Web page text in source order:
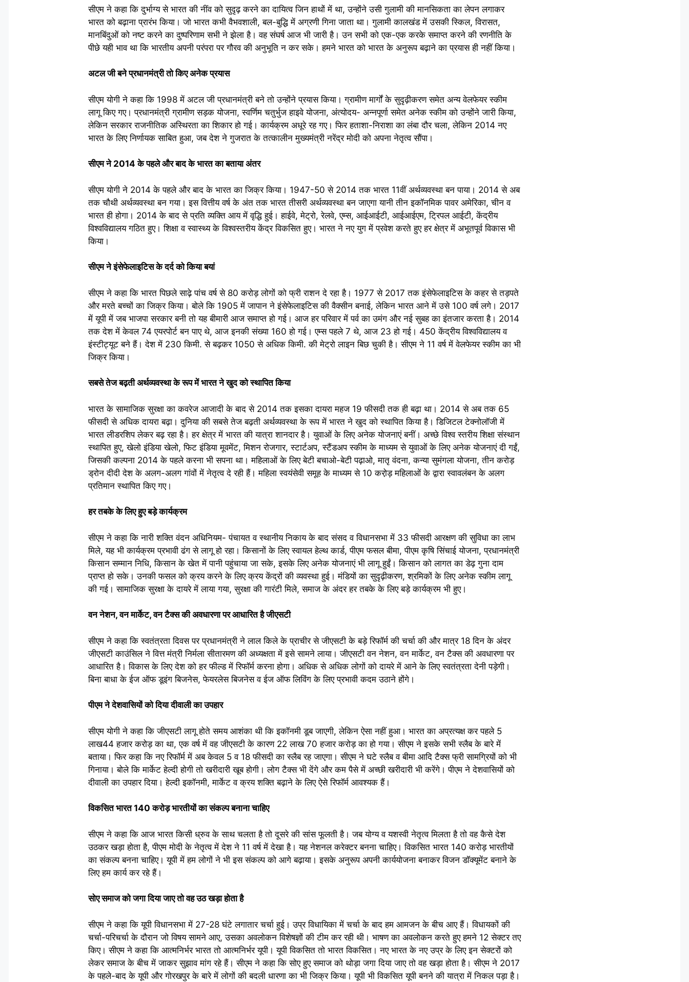
सीएम ने कहा कि दुर्भाग्य से भारत की नींव को सुदृढ़ करने का दायित्व जिन हाथों में था, उन्होंने उसी गुलामी की मानसिकता का लेपन लगाकर
भारत को बढ़ाना प्रारंभ किया। जो भारत कभी वैभवशाली, बल-बुद्धि में अग्रणी गिना जाता था। गुलामी कालखंड में उसकी स्किल, विरासत,
मानबिंदुओं को नष्ट करने का दुष्परिणाम सभी ने झेला है। वह संघर्ष आज भी जारी है। उन सभी को एक-एक करके समाप्त करने की रणनीति के
पीछे यही भाव था कि भारतीय अपनी परंपरा पर गौरव की अनुभूति न कर सके। हमने भारत को भारत के अनुरूप बढ़ाने का प्रयास ही नहीं किया।
अटल जी बने प्रधानमंत्री तो किए अनेक प्रयास
सीएम योगी ने कहा कि 1998 में अटल जी प्रधानमंत्री बने तो उन्होंने प्रयास किया। ग्रामीण मार्गों के सुदृढ़ीकरण समेत अन्य वेलफेयर स्कीम
लागू किए गए। प्रधानमंत्री ग्रामीण सड़क योजना, स्वर्णिम चतुर्भुज हाइवे योजना, अंत्योदय- अन्नपूर्णा समेत अनेक स्कीम को उन्होंने जारी किया,
लेकिन सरकार राजनीतिक अस्थिरता का शिकार हो गई। कार्यक्रम अधूरे रह गए। फिर हताशा-निराशा का लंबा दौर चला, लेकिन 2014 नए
भारत के लिए निर्णायक साबित हुआ, जब देश ने गुजरात के तत्कालीन मुख्यमंत्री नरेंद्र मोदी को अपना नेतृत्व सौंपा।
सीएम ने 2014 के पहले और बाद के भारत का बताया अंतर
सीएम योगी ने 2014 के पहले और बाद के भारत का जिक्र किया। 1947-50 से 2014 तक भारत 11वीं अर्थव्यवस्था बन पाया। 2014 से अब
तक चौथी अर्थव्यवस्था बन गया। इस वित्तीय वर्ष के अंत तक भारत तीसरी अर्थव्यवस्था बन जाएगा यानी तीन इकॉनमिक पावर अमेरिका, चीन व
भारत ही होगा। 2014 के बाद से प्रति व्यक्ति आय में वृद्धि हुई। हाईवे, मेट्रो, रेलवे, एम्स, आईआईटी, आईआईएम, ट्रिपल आईटी, केंद्रीय
विश्वविद्यालय गठित हुए। शिक्षा व स्वास्थ्य के विश्वस्तरीय केंद्र विकसित हुए। भारत ने नए युग में प्रवेश करते हुए हर क्षेत्र में अभूतपूर्व विकास भी
किया।
सीएम ने इंसेफेलाइटिस के दर्द को किया बयां
सीएम ने कहा कि भारत पिछले साढ़े पांच वर्ष से 80 करोड़ लोगों को फ्री राशन दे रहा है। 1977 से 2017 तक इंसेफेलाइटिस के कहर से तड़पते
और मरते बच्चों का जिक्र किया। बोले कि 1905 में जापान ने इंसेफेलाइटिस की वैक्सीन बनाई, लेकिन भारत आने में उसे 100 वर्ष लगे। 2017
में यूपी में जब भाजपा सरकार बनी तो यह बीमारी आज समाप्त हो गई। आज हर परिवार में पर्व का उमंग और नई सुबह का इंतजार करता है। 2014
तक देश में केवल 74 एयरपोर्ट बन पाए थे, आज इनकी संख्या 160 हो गई। एम्स पहले 7 थे, आज 23 हो गई। 450 केंद्रीय विश्वविद्यालय व
इंस्टीट्यूट बने हैं। देश में 230 किमी. से बढ़कर 1050 से अधिक किमी. की मेट्रो लाइन बिछ चुकी है। सीएम ने 11 वर्ष में वेलफेयर स्कीम का भी
जिक्र किया।
सबसे तेज बढ़ती अर्थव्यवस्था के रूप में भारत ने खुद को स्थापित किया
भारत के सामाजिक सुरक्षा का कवरेज आजादी के बाद से 2014 तक इसका दायरा महज 19 फीसदी तक ही बढ़ा था। 2014 से अब तक 65
फीसदी से अधिक दायरा बढ़ा। दुनिया की सबसे तेज बढ़ती अर्थव्यवस्था के रूप में भारत ने खुद को स्थापित किया है। डिजिटल टेक्नोलॉजी में
भारत लीडरशिप लेकर बढ़ रहा है। हर क्षेत्र में भारत की यात्रा शानदार है। युवाओं के लिए अनेक योजनाएं बनीं। अच्छे विश्व स्तरीय शिक्षा संस्थान
स्थापित हुए, खेलो इंडिया खेलो, फिट इंडिया मूवमेंट, मिशन रोजगार, स्टार्टअप, स्टैंडअप स्कीम के माध्यम से युवाओं के लिए अनेक योजनाएं दी गईं,
जिसकी कल्पना 2014 के पहले करना भी सपना था। महिलाओं के लिए बेटी बचाओ-बेटी पढ़ाओ, मातृ वंदना, कन्या सुमंगला योजना, तीन करोड़
ड्रोन दीदी देश के अलग-अलग गांवों में नेतृत्व दे रही हैं। महिला स्वयंसेवी समूह के माध्यम से 10 करो़ड़ महिलाओं के द्वारा स्वावलंबन के अलग
प्रतिमान स्थापित किए गए।
हर तबके के लिए हुए बड़े कार्यक्रम
सीएम ने कहा कि नारी शक्ति वंदन अधिनियम- पंचायत व स्थानीय निकाय के बाद संसद व विधानसभा में 33 फीसदी आरक्षण की सुविधा का लाभ
मिले, यह भी कार्यक्रम प्रभावी ढंग से लागू हो रहा। किसानों के लिए स्वायल हेल्थ कार्ड, पीएम फसल बीमा, पीएम कृषि सिंचाई योजना, प्रधानमंत्री
किसान सम्मान निधि, किसान के खेत में पानी पहुंचाया जा सके, इसके लिए अनेक योजनाएं भी लागू हुईं। किसान को लागत का डेढ़ गुना दाम
प्राप्त हो सके। उनकी फसल को क्रय करने के लिए क्रय केंद्रों की व्यवस्था हुई। मंडियों का सुदृढ़ीकरण, श्रमिकों के लिए अनेक स्कीम लागू
की गई। सामाजिक सुरक्षा के दायरे में लाया गया, सुरक्षा की गारंटी मिले, समाज के अंदर हर तबके के लिए बड़े कार्यक्रम भी हुए।
वन नेशन, वन मार्केट, वन टैक्स की अवधारणा पर आधारित है जीएसटी
सीएम ने कहा कि स्वतंत्रता दिवस पर प्रधानमंत्री ने लाल किले के प्राचीर से जीएसटी के बड़े रिफॉर्म की चर्चा की और मात्र 18 दिन के अंदर
जीएसटी काउंसिल ने वित्त मंत्री निर्मला सीतारमण की अध्यक्षता में इसे सामने लाया। जीएसटी वन नेशन, वन मार्केट, वन टैक्स की अवधारणा पर
आधारित है। विकास के लिए देश को हर फील्ड में रिफॉर्म करना होगा। अधिक से अधिक लोगों को दायरे में आने के लिए स्वतंत्रता देनी पड़ेगी।
बिना बाधा के ईज ऑफ डूइंग बिजनेस, फेयरलेस बिजनेस व ईज ऑफ लिविंग के लिए प्रभावी कदम उठाने होंगे।
पीएम ने देशवासियों को दिया दीवाली का उपहार
सीएम योगी ने कहा कि जीएसटी लागू होते समय आशंका थी कि इकॉनमी डूब जाएगी, लेकिन ऐसा नहीं हुआ। भारत का अप्रत्यक्ष कर पहले 5
लाख44 हजार करोड़ का था, एक वर्ष में वह जीएसटी के कारण 22 लाख 70 हजार करोड़ का हो गया। सीएम ने इसके सभी स्लैब के बारे में
बताया। फिर कहा कि नए रिफॉर्म में अब केवल 5 व 18 फीसदी का स्लैब रह जाएगा। सीएम ने घटे स्लैब व बीमा आदि टैक्स फ्री सामग्रियों को भी
गिनाया। बोले कि मार्केट हेल्दी होगी तो खरीदारी खूब होगी। लोग टैक्स भी देंगे और कम पैसे में अच्छी खरीदारी भी करेंगे। पीएम ने देशवासियों को
दीवाली का उपहार दिया। हेल्दी इकॉनमी, मार्केट व क्रय शक्ति बढ़ाने के लिए ऐसे रिफॉर्म आवश्यक हैं।
विकसित भारत 140 करोड़ भारतीयों का संकल्प बनाना चाहिए
सीएम ने कहा कि आज भारत किसी ध्रुव के साथ चलता है तो दूसरे की सांस फूलती है। जब योग्य व यशस्वी नेतृत्व मिलता है तो वह कैसे देश
उठकर खड़ा होता है, पीएम मोदी के नेतृत्व में देश ने 11 वर्ष में देखा है। यह नेशनल करेक्टर बनना चाहिए। विकसित भारत 140 करोड़ भारतीयों
का संकल्प बनना चाहिए। यूपी में हम लोगों ने भी इस संकल्प को आगे बढ़ाया। इसके अनुरूप अपनी कार्ययोजना बनाकर विजन डॉक्यूमेंट बनाने के
लिए हम कार्य कर रहे हैं।
सोए समाज को जगा दिया जाए तो वह उठ खड़ा होता है
सीएम ने कहा कि यूपी विधानसभा में 27-28 घंटे लगातार चर्चा हुई। उप्र विधायिका में चर्चा के बाद हम आमजन के बीच आए हैं। विधायकों की
चर्चा-परिचर्चा के दौरान जो विषय सामने आए, उसका अवलोकन विशेषज्ञों की टीम कर रही थी। भाषण का अवलोकन करते हुए हमने 12 सेक्टर तए
किए। सीएम ने कहा कि आत्मनिर्भर भारत तो आत्मनिर्भर यूपी। यूपी विकसित तो भारत विकसित। नए भारत के नए उप्र के लिए इन सेक्टरों को
लेकर समाज के बीच में जाकर सुझाव मांग रहे हैं। सीएम ने कहा कि सोए हुए समाज को थोड़ा जगा दिया जाए तो वह खड़ा होता है। सीएम ने 2017
के पहले-बाद के यूपी और गोरखपुर के बारे में लोगों की बदली धारणा का भी जिक्र किया। यूपी भी विकसित यूपी बनने की यात्रा में निकल पड़ा है।